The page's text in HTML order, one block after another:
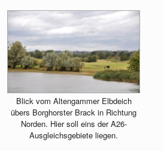
Blick vom Altengammer Elbdeich
übers Borghorster Brack in Richtung
Norden. Hier soll eins der A26-
Ausgleichsgebiete liegen.